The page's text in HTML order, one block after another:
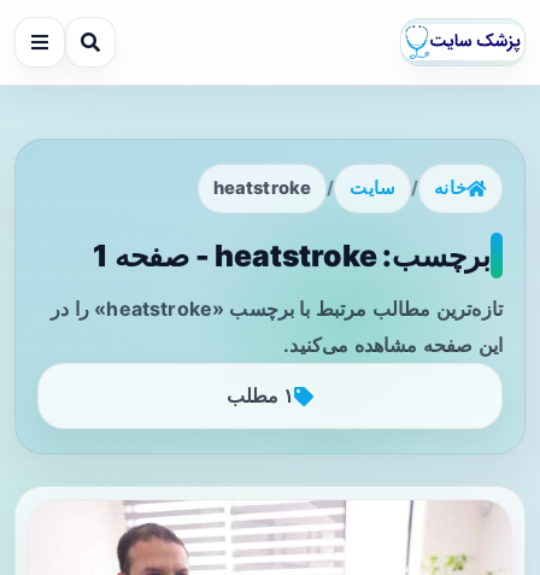
خانه / سایت /
heatstroke
برچسب: heatstroke - صفحه 1
تازه‌ترین مطالب مرتبط با برچسب «heatstroke» را در
این صفحه مشاهده می‌کنید.
۱ مطلب